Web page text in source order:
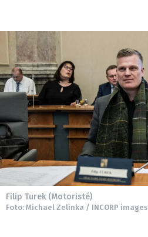
Filip Turek (Motoristé)
Foto: Michael Zelinka / INCORP images